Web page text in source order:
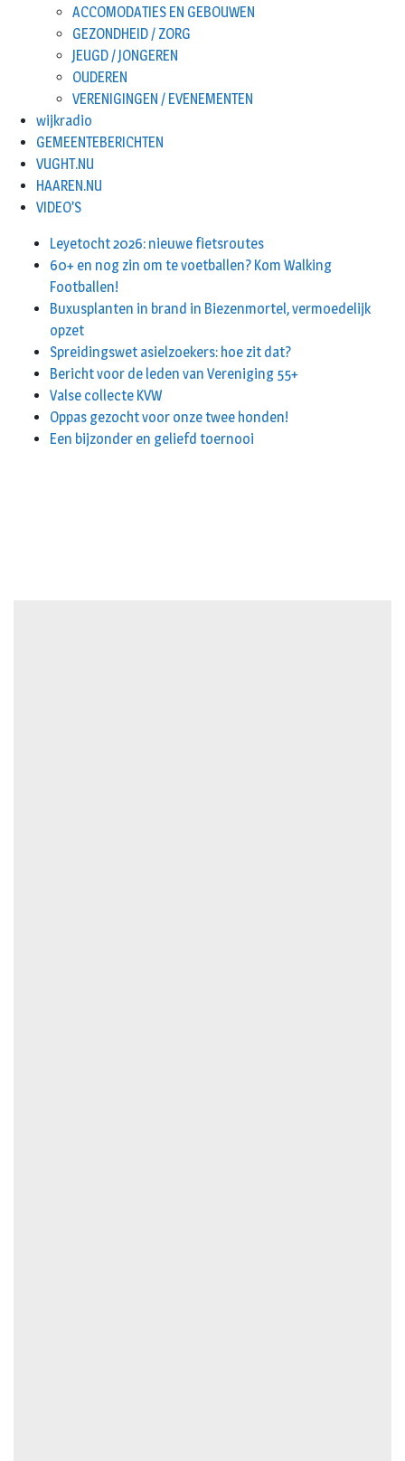
ACCOMODATIES EN GEBOUWEN
GEZONDHEID / ZORG
JEUGD / JONGEREN
OUDEREN
VERENIGINGEN / EVENEMENTEN
wijkradio
GEMEENTEBERICHTEN
VUGHT.NU
HAAREN.NU
VIDEO’S
Leyetocht 2026: nieuwe fietsroutes
60+ en nog zin om te voetballen? Kom Walking
Footballen!
Buxusplanten in brand in Biezenmortel, vermoedelijk
opzet
Spreidingswet asielzoekers: hoe zit dat?
Bericht voor de leden van Vereniging 55+
Valse collecte KVW
Oppas gezocht voor onze twee honden!
Een bijzonder en geliefd toernooi